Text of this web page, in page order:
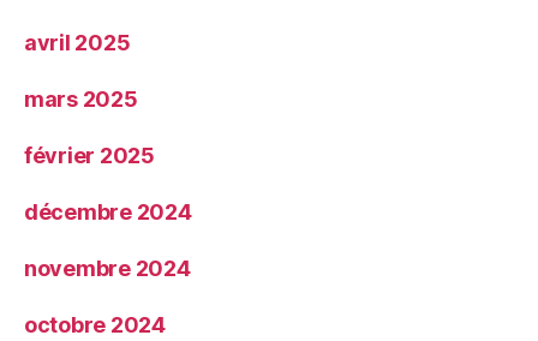
avril 2025
mars 2025
février 2025
décembre 2024
novembre 2024
octobre 2024